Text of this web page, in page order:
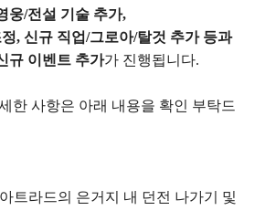
웅/전설 기술 추가,
, 신규 직업/그로아/탈것 추가 등과
규 이벤트 추가가 진행됩니다.
한 사항은 아래 내용을 확인 부탁드
트라드의 은거지 내 던전 나가기 및